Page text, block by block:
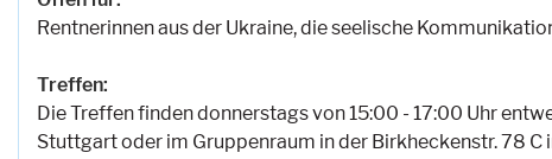
Rentnerinnen aus der Ukraine, die seelische
Treffen:
Die Treffen finden donnerstags von 15:00 - 17:00 Uhr
Stuttgart oder im Gruppenraum in der Birkheckenstr. 78